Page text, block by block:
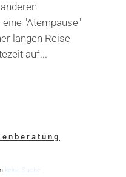
"Atempause"
langen Reise
auf...
keine Suche